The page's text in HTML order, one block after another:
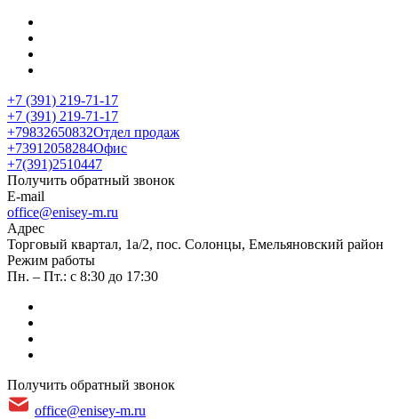
+7 (391) 219-71-17
+7 (391) 219-71-17
+79832650832Отдел продаж
+73912058284Офис
+7(391)2510447
Получить обратный звонок
E-mail
office@enisey-m.ru
Адрес
​Торговый квартал, 1а/2, пос. Солонцы, Емельяновский район
Режим работы
Пн. – Пт.: с 8:30 до 17:30
Получить обратный звонок
office@enisey-m.ru